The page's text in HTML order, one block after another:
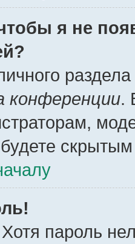
я не
конференции.
пароль